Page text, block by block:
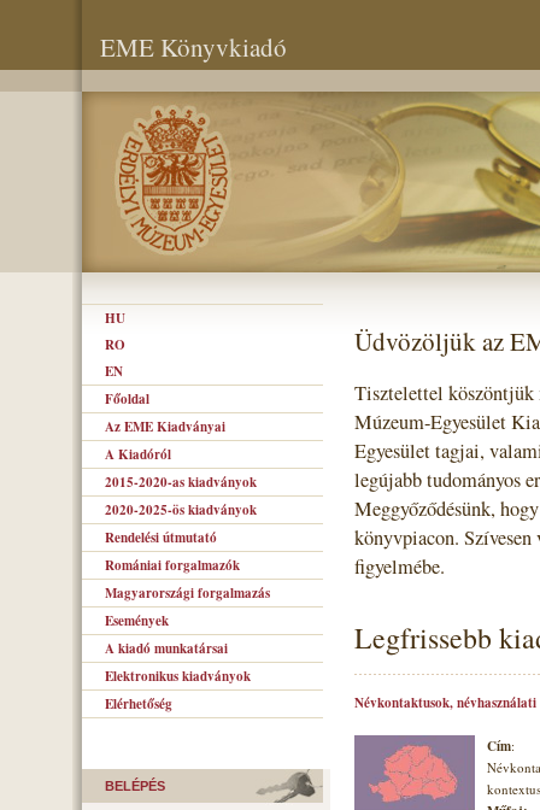
EME Könyvkiadó
HU
RO
EN
Főoldal
Az EME Kiadványai
A Kiadóról
2015-2020-as kiadványok
2020-2025-ös kiadványok
Rendelési útmutató
Romániai forgalmazók
Magyarországi forgalmazás
Események
A kiadó munkatársai
Elektronikus kiadványok
Elérhetőség
BELÉPÉS
Üdvözöljük az
Tisztelettel köszöntjük
Múzeum-Egyesület
Egyesület tagjai,
legújabb tudományos
Meggyőződésünk,
könyvpiacon.
figyelmébe.
Legfrissebb
Névkontaktusok,
Cím: